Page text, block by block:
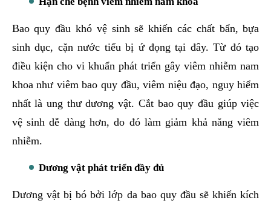
Bao quy đầu khó vệ sinh sẽ khiến các chất bẩn, bựa
sinh dục, cặn nước tiểu bị ứ đọng tại đây. Từ đó tạo
điều kiện cho vi khuẩn phát triển gây viêm nhiễm nam
khoa như viêm bao quy đầu, viêm niệu đạo, nguy hiểm
nhất là ung thư dương vật. Cắt bao quy đầu giúp việc
vệ sinh dễ dàng hơn, do đó làm giảm khả năng viêm
nhiễm.
Dương vật phát triển đầy đủ
Dương vật bị bó bởi lớp da bao quy đầu sẽ khiến kích